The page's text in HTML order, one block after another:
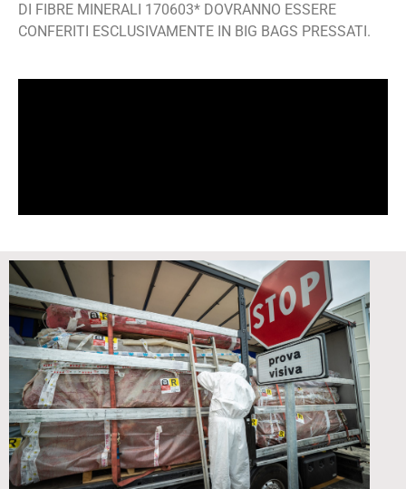
DI FIBRE MINERALI 170603* DOVRANNO ESSERE
CONFERITI ESCLUSIVAMENTE IN BIG BAGS PRESSATI.